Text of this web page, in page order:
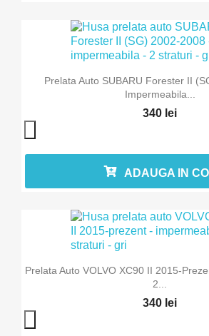
Prelata Auto SUBARU Forester II
Impermeabila...
340 lei
ADAUGA IN
Prelata Auto VOLVO XC90 II 2015-
2...
340 lei
Intra in cont
Trebuie sa fi logat in contul de client